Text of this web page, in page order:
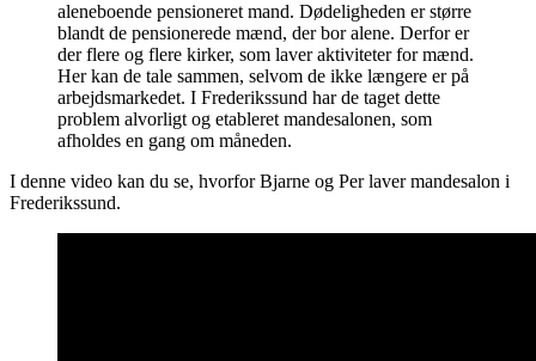
aleneboende pensioneret mand. Dødeligheden er større
blandt de pensionerede mænd, der bor alene. Derfor er
der flere og flere kirker, som laver aktiviteter for mænd.
Her kan de tale sammen, selvom de ikke længere er på
arbejdsmarkedet. I Frederikssund har de taget dette
problem alvorligt og etableret mandesalonen, som
afholdes en gang om måneden.
I denne video kan du se, hvorfor Bjarne og Per laver mandesalon i
Frederikssund.